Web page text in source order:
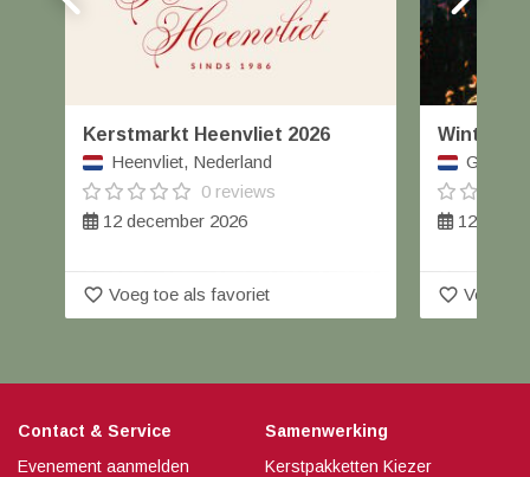
Kerstmarkt Heenvliet 2026
Heenvliet, Nederland
0 reviews
12 december 2026
favorite_border Voeg toe als favoriet
12
favorite_border Voeg
Contact & Service
Evenement aanmelden
Samenwerking
Kerstpakketten Kiezer